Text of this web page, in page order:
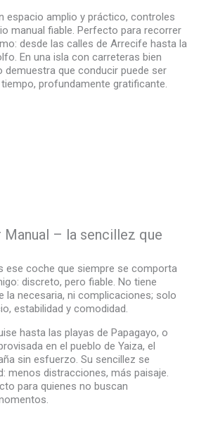
espacio amplio y práctico, controles
manual fiable. Perfecto para recorrer
desde las calles de Arrecife hasta la
En una isla con carreteras bien
demuestra que conducir puede ser
profundamente gratificante.
Manual – la sencillez que
ese coche que siempre se comporta
discreto, pero fiable. No tiene
la necesaria, ni complicaciones; solo
estabilidad y comodidad.
hasta las playas de Papagayo, o
en el pueblo de Yaiza, el
sin esfuerzo. Su sencillez se
menos distracciones, más paisaje.
para quienes no buscan